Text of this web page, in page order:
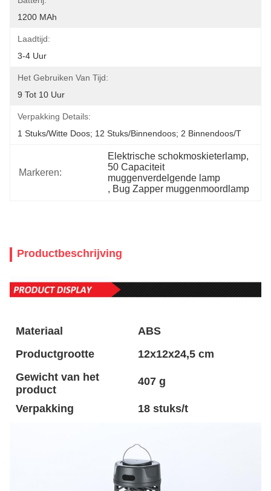
1200 MAh
Laadtijd:
3-4 Uur
Het Gebruiken Van Tijd:
9 Tot 10 Uur
Verpakking Details:
1 Stuks/witte Doos; 12 Stuks/binnendoos; 2 Binnendoos/t
Markeren:
Elektrische schokmoskieterlamp
50 Capaciteit
muggenverdelgende lamp
, Bug Zapper muggenmoordlamp
Productbeschrijving
Materiaal
ABS
Productgrootte
12x12x24,5 cm
Gewicht van het
product
407 g
Verpakking 18 stuks/t